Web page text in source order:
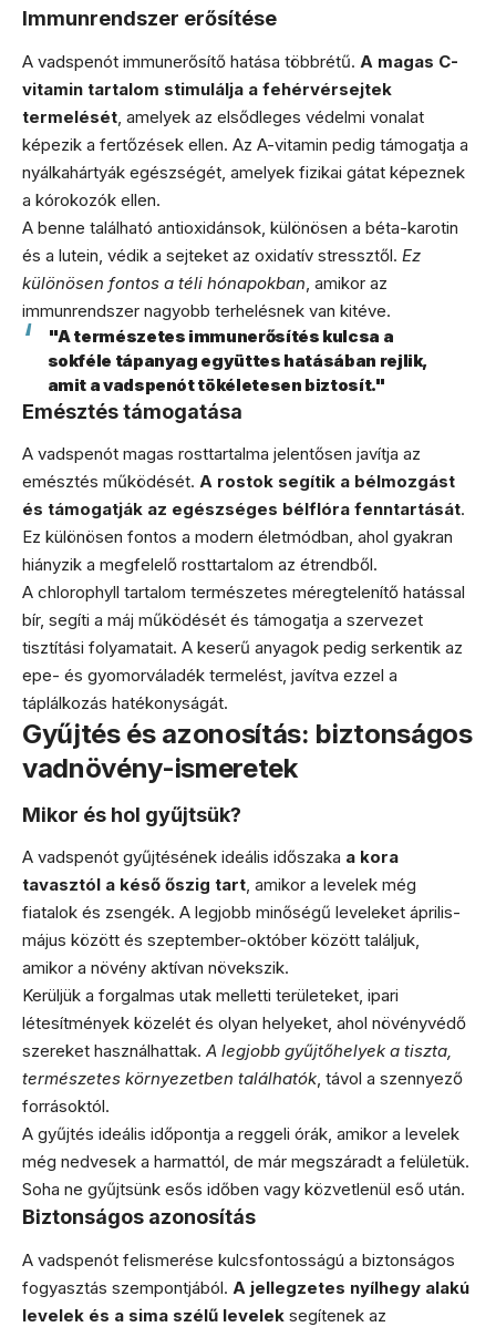
Immunrendszer erősítése
A vadspenót immunerősítő hatása többrétű. A magas C-
vitamin tartalom stimulálja a fehérvérsejtek
termelését , amelyek az elsődleges védelmi vonalat
képezik a fertőzések ellen. Az A-vitamin pedig támogatja a
nyálkahártyák egészségét, amelyek fizikai gátat képeznek
a kórokozók ellen.
A benne található antioxidánsok, különösen a béta-karotin
és a lutein, védik a sejteket az oxidatív stressztől. Ez
különösen fontos a téli hónapokban , amikor az
immunrendszer nagyobb terhelésnek van kitéve.
"A természetes immunerősítés kulcsa a
sokféle tápanyag együttes hatásában rejlik,
amit a vadspenót tökéletesen biztosít."
Emésztés támogatása
A vadspenót magas rosttartalma jelentősen javítja az
emésztés működését. A rostok segítik a bélmozgást
és támogatják az egészséges bélflóra fenntartását.
Ez különösen fontos a modern életmódban, ahol gyakran
hiányzik a megfelelő rosttartalom az étrendből.
A chlorophyll tartalom természetes méregtelenítő hatással
bír, segíti a máj működését és támogatja a szervezet
tisztítási folyamatait. A keserű anyagok pedig serkentik az
epe- és gyomorváladék termelést, javítva ezzel a
táplálkozás hatékonyságát.
Gyűjtés és azonosítás: biztonságos
vadnövény-ismeretek
Mikor és hol gyűjtsük?
A vadspenót gyűjtésének ideális időszaka a kora
tavasztól a késő őszig tart, amikor a levelek még
fiatalok és zsengék. A legjobb minőségű leveleket április-
május között és szeptember-október között találjuk,
amikor a növény aktívan növekszik.
Kerüljük a forgalmas utak melletti területeket, ipari
létesítmények közelét és olyan helyeket, ahol növényvédő
szereket használhattak. A legjobb gyűjtőhelyek a tiszta,
természetes környezetben találhatók, távol a szennyező
forrásoktól.
A gyűjtés ideális időpontja a reggeli órák, amikor a levelek
még nedvesek a harmattól, de már megszáradt a felületük.
Soha ne gyűjtsünk esős időben vagy közvetlenül eső után.
Biztonságos azonosítás
A vadspenót felismerése kulcsfontosságú a biztonságos
fogyasztás szempontjából. A jellegzetes nyílhegy alakú
levelek és a sima szélű levelek segítenek az